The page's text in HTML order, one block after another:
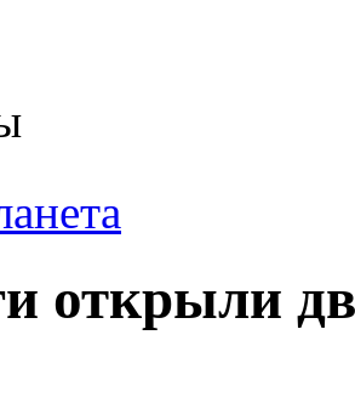
открыли